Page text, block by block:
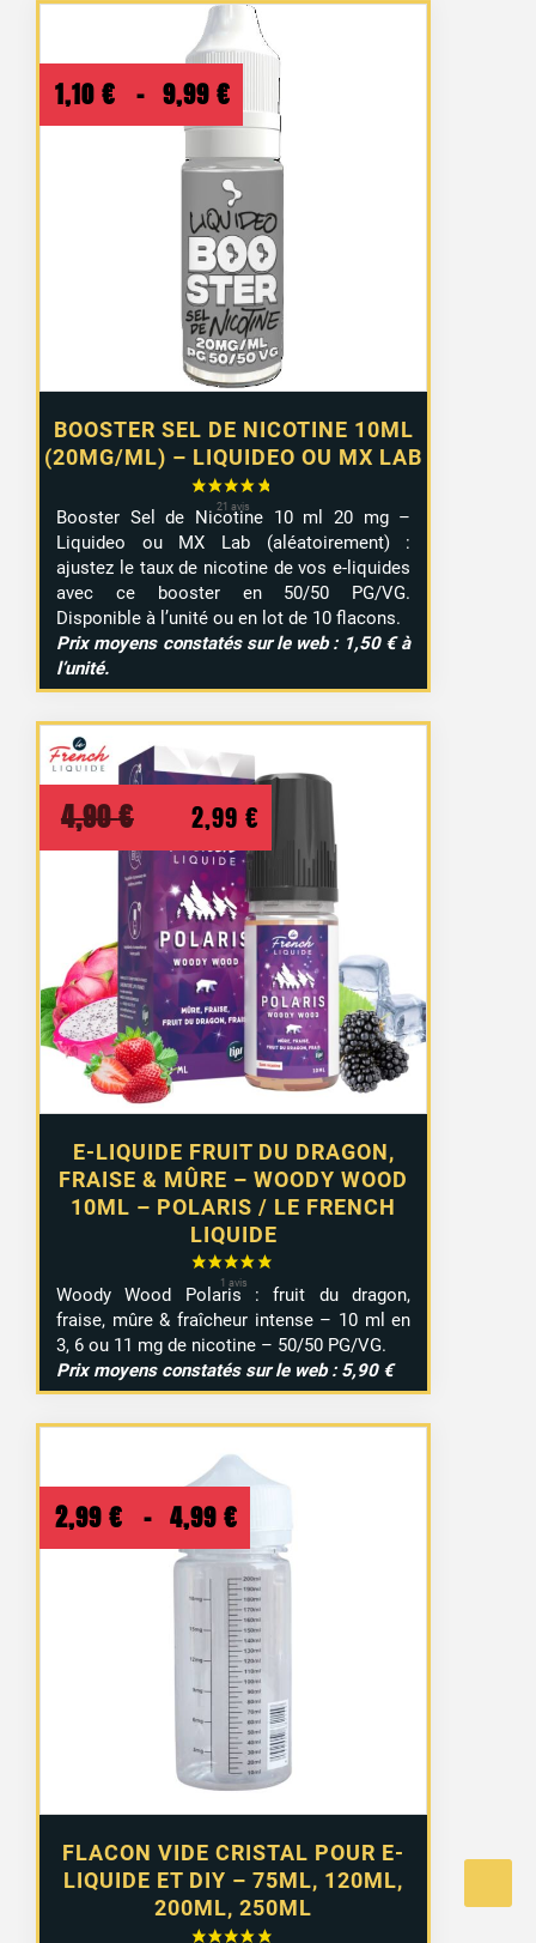
BOOSTER SEL DE NICOTINE 10ML
(20MG/ML) – LIQUIDEO OU MX LAB
1,10 € – 9,99 €
Plage
de
prix :
1,10 €
à
9,99 €
Booster Sel de Nicotine 10 ml 20 mg –
Liquideo ou MX Lab (aléatoirement) :
ajustez le taux de nicotine de vos e-liquides
avec ce booster en 50/50 PG/VG.
Disponible à l’unité ou en lot de 10 flacons.
Prix moyens constatés sur le web : 1,50 € à
l’unité.
E-LIQUIDE FRUIT DU DRAGON,
FRAISE & MÛRE – WOODY WOOD
10ML – POLARIS / LE FRENCH
LIQUIDE
4,90€
Le
prix
initial
était :
4,90 €.
2,99 €
prix
actuel
est :
2,99 €.
Woody Wood Polaris : fruit du dragon,
fraise, mûre & fraîcheur intense – 10 ml en
3, 6 ou 11 mg de nicotine – 50/50 PG/VG.
Prix moyens constatés sur le web : 5,90 €
FLACON VIDE CRISTAL POUR E-
LIQUIDE ET DIY – 75ML, 120ML,
200ML, 250ML
2,99 € – 4,99 €
de
prix :
2,99 €
à
4,99 €